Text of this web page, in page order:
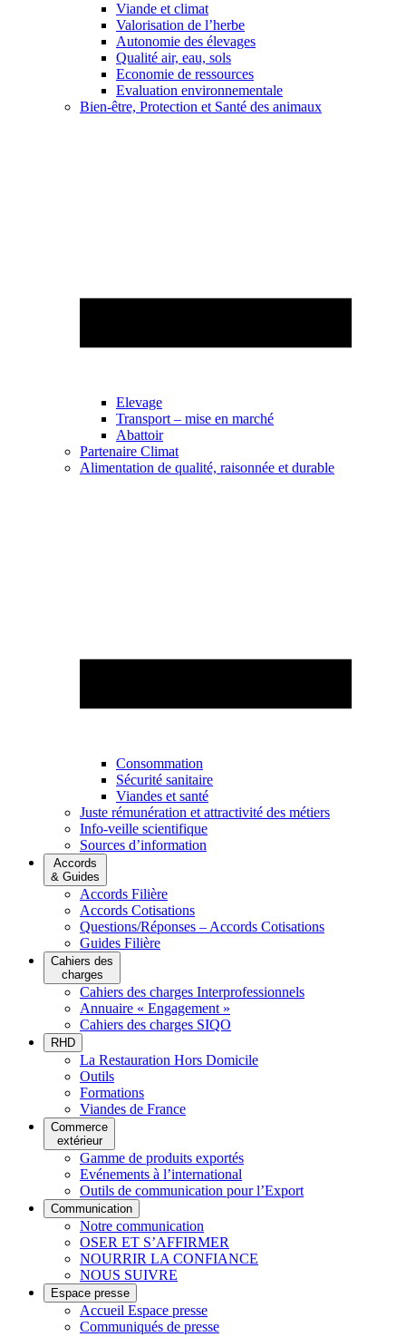
Viande et climat
Valorisation de l’herbe
Autonomie des élevages
Qualité air, eau, sols
Economie de ressources
Evaluation environnementale
Bien-être, Protection et Santé des animaux
Elevage
Transport – mise en marché
Abattoir
Partenaire Climat
Alimentation de qualité, raisonnée et durable
Consommation
Sécurité sanitaire
Viandes et santé
Juste rémunération et attractivité des métiers
Info-veille scientifique
Sources d’information
Accords
& Guides
Accords Filière
Accords Cotisations
Questions/Réponses – Accords Cotisations
Guides Filière
Cahiers des
charges
Cahiers des charges Interprofessionnels
Annuaire « Engagement »
Cahiers des charges SIQO
RHD
La Restauration Hors Domicile
Outils
Formations
Viandes de France
Commerce
extérieur
Gamme de produits exportés
Evénements à l’international
Outils de communication pour l’Export
Communication
Notre communication
OSER ET S’AFFIRMER
NOURRIR LA CONFIANCE
NOUS SUIVRE
Espace presse
Accueil Espace presse
Communiqués de presse